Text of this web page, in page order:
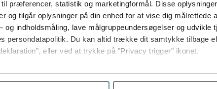
til præferencer, statistik og marketingformål. Disse
og tilgår oplysninger på din enhed for at vise dig målrettede
og indholdsmåling, lave målgruppeundersøgelser og udvikle
persondatapolitik. Du kan altid trække dit samtykke tilbage
eller ved at trykke på "Privacy trigger" ikonet.
det, vil vi også gerne: